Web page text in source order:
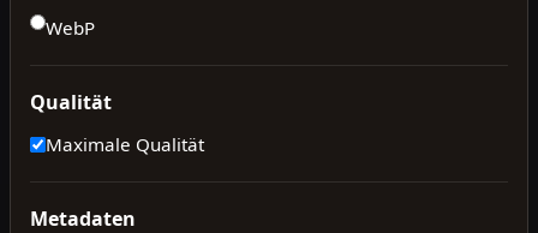
WebP
Qualität
Maximale Qualität
Metadaten